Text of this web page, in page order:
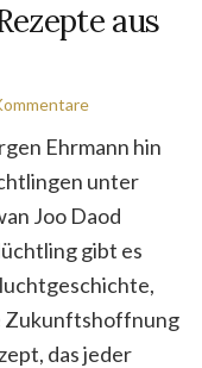
aus
Ehrmann hin
unter
Joo Daod
gibt es
Zukunftshoffnung
das jeder